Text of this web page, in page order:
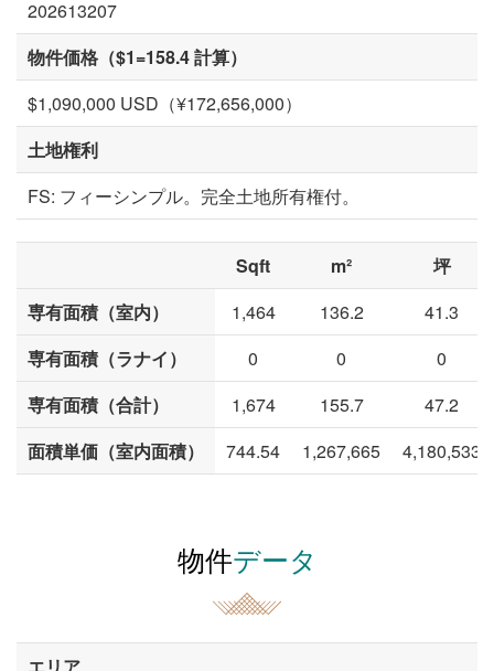
202613207
物件価格（$1=158.4 計算）
$1,090,000 USD（¥172,656,000）
土地権利
FS: フィーシンプル。完全土地所有権付。
Sqft m²
坪
専有面積（室内）
1,464 136.2
41.3
専有面積（ラナイ）
0 0
0
専有面積（合計）
1,674 155.7
47.2
面積単価（室内面積）
744.54 1,267,665 4,180,533
物件データ